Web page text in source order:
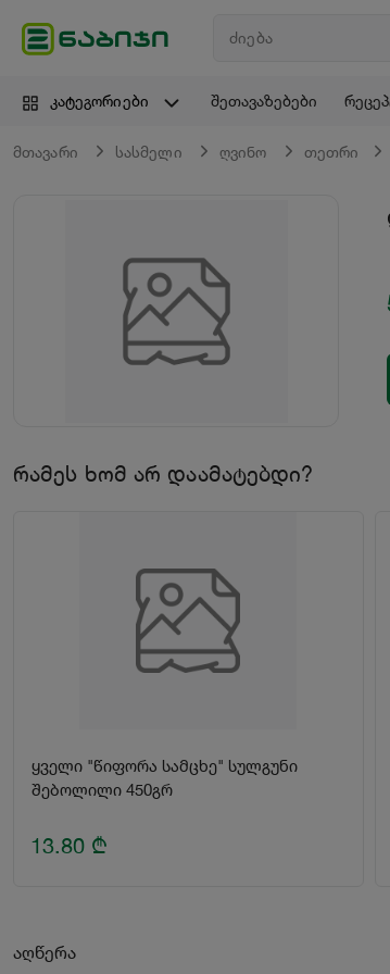
კატეგორიები შეთავაზებები
მთავარი სასმელი ღვინო თეთრი
რამეს ხომ არ დაამატებდი?
ყველი "წიფორა სამცხე" სულგუნი
შებოლილი 450გრ
13.80 ₾
აღწერა